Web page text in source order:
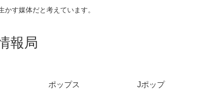
す媒体だと考えています。
報局
ポップス Jポップ